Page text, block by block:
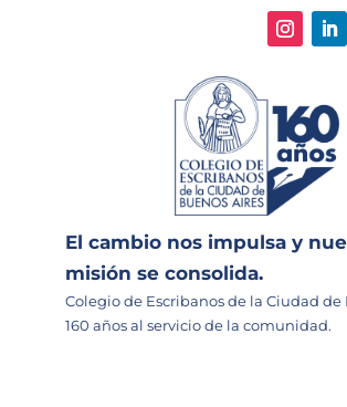
El cambio nos impulsa y
misión se consolida.
Colegio de Escribanos de la Ciudad de
160 años al servicio de la comunidad.